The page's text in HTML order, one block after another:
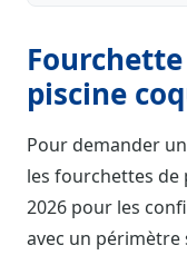
piscine
Pour demander
les fourchettes de
2026 pour les
avec un périmètre